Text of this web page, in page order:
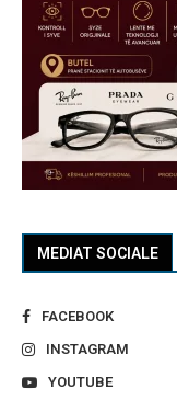
MEDIAT SOCIALE
FACEBOOK
INSTAGRAM
YOUTUBE